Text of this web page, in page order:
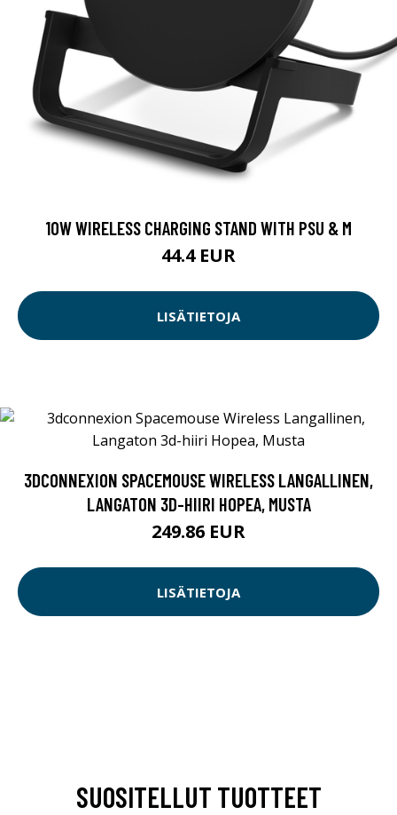
10W WIRELESS CHARGING STAND WITH PSU & M
44.4 EUR
LISÄTIETOJA
3DCONNEXION SPACEMOUSE WIRELESS LANGALLINEN,
LANGATON 3D-HIIRI HOPEA, MUSTA
249.86 EUR
LISÄTIETOJA
SUOSITELLUT TUOTTEET